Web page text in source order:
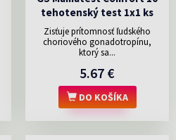
tehotenský test 1x1 ks
Zisťuje prítomnosť ľudského
choriového gonadotropínu,
ktorý sa...
5.67 €
DO KOŠÍKA